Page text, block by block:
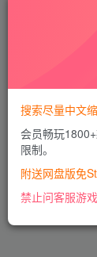
搜索尽量中文
会员畅玩
限制。
附送网盘版免
禁止问客服游